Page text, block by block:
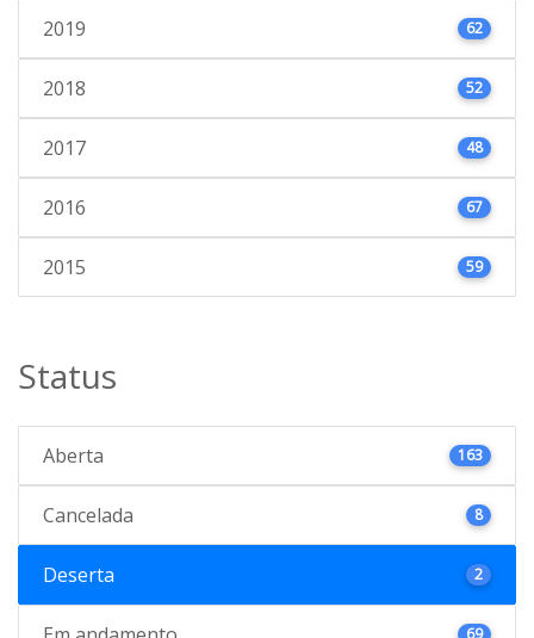
2019 62
2018 52
2017 48
2016 67
2015 59
Status
Aberta 163
Cancelada 8
Deserta 2
69